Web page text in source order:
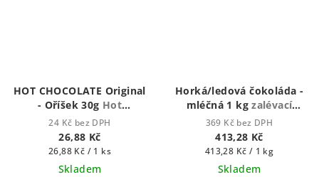
HOT CHOCOLATE Original
- Oříšek 30g Hot
Chocolate - Houstnoucí
krémová čokoláda
24 Kč bez DPH
26,88 Kč
Měrná
cena:
26,88 Kč / 1 ks
Skladem
Horká/ledová čokoláda -
mléčná 1 kgzalévací
vodou nebo mlékem)
369 Kč bez DPH
413,28 Kč
Měrná
cena:
413,28 Kč / 1 kg
Skladem